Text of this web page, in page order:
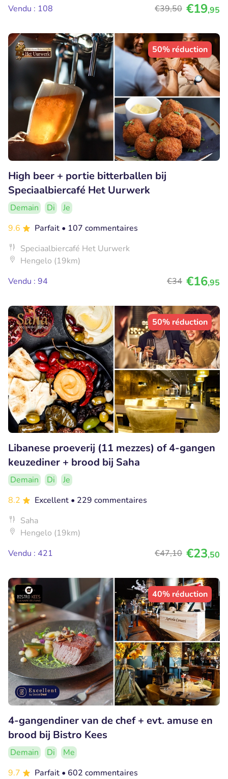
Vendu : 108
€39,50 €19,95
50% réduction
High beer + portie bitterballen bij
Speciaalbiercafé Het Uurwerk
Demain Di
Je
9.6
Parfait • 107 commentaires
Speciaalbiercafé Het Uurwerk
Hengelo (19km)
Vendu : 94
€34 €16,95
50% réduction
Libanese proeverij (11 mezzes) of 4-gangen
keuzediner + brood bij Saha
Demain Di
Je
8.2
Excellent • 229 commentaires
Saha
Hengelo (19km)
Vendu : 421
€47,10 €23,50
40% réduction
4-gangendiner van de chef + evt. amuse en
brood bij Bistro Kees
Demain Di
Me
9.7
Parfait • 602 commentaires